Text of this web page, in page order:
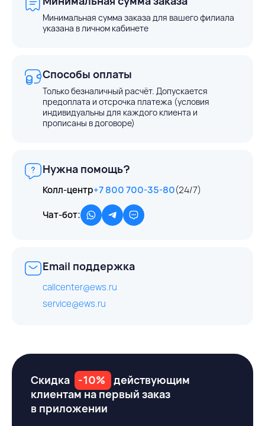
Минимальная сумма заказа для вашего филиала
указана в личном кабинете
Способы оплаты
Только безналичный расчёт. Допускается
предоплата и отсрочка платежа (условия
индивидуальны для каждого клиента и
прописаны в договоре)
Нужна помощь?
Колл-центр+7 800 700-35-80(24/7)
Чат-бот:
Email поддержка
callcenter@ews.ru
service@ews.ru
Скидка -10%
действующим
клиентам на первый заказ
в приложении